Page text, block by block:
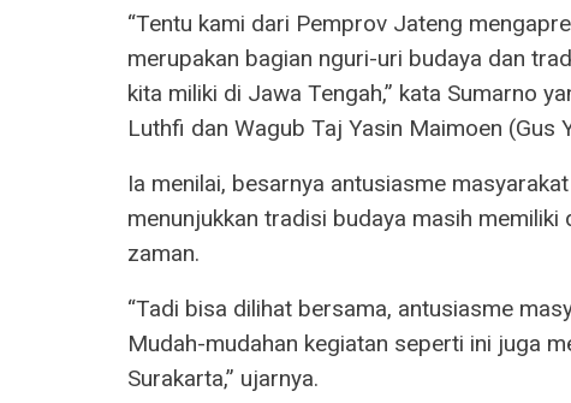
“Tentu kami dari Pemprov Jateng
merupakan bagian nguri-uri budaya dan
kita miliki di Jawa Tengah,” kata Sumarno
Luthfi dan Wagub Taj Yasin Maimoen (Gus
Ia menilai, besarnya antusiasme
menunjukkan tradisi budaya masih
zaman.
“Tadi bisa dilihat bersama, antusiasme
Mudah-mudahan kegiatan seperti ini juga
Surakarta,” ujarnya.